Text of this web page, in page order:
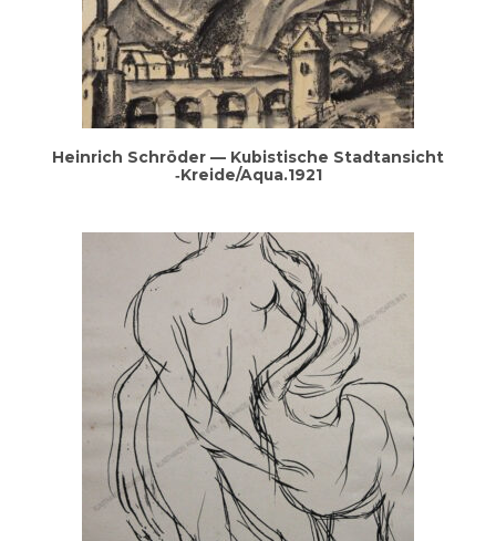
Hein­rich Schrö­der — Kubis­ti­sche Stadt­an­sicht
‑Kreide/Aqua.1921